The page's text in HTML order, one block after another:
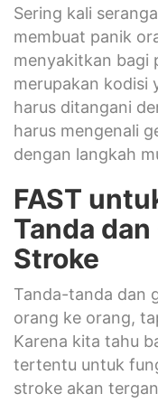
Sering kali
membuat panik
menyakitkan bagi
merupakan kodisi
harus ditangani
harus mengenali
dengan langkah
FAST
Tanda
Stroke
Tanda-tanda dan
orang ke orang,
Karena kita tahu
tertentu untuk
stroke akan